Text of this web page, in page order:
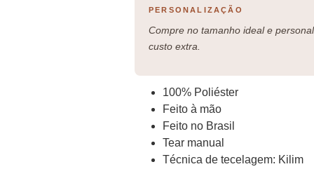
PERSONALIZAÇÃO
Compre no tamanho ideal e
custo extra.
100% Poliéster
Feito à mão
Feito no Brasil
Tear manual
Técnica de tecelagem: Kilim